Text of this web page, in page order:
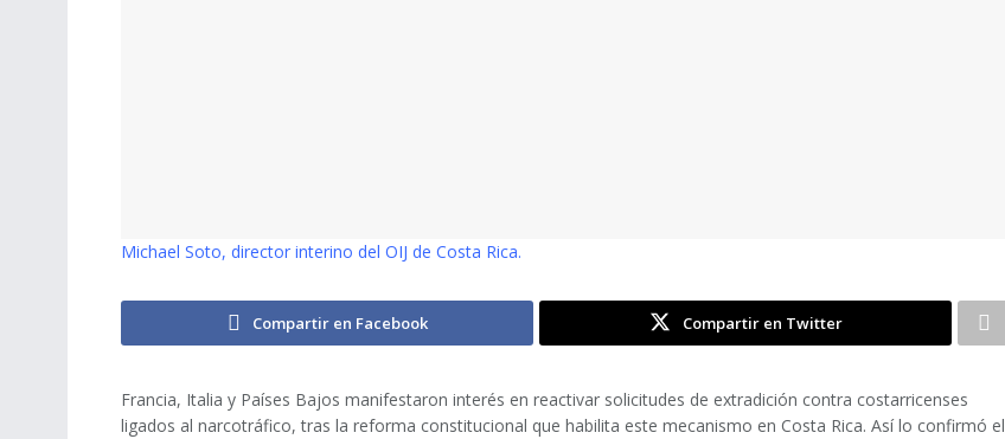
Michael Soto, director interino del OIJ de Costa Rica.
Compartir en Facebook Compartir en Twitter
Francia, Italia y Países Bajos manifestaron interés en reactivar solicitudes de extradición contra costarricenses
ligados al narcotráfico, tras la reforma constitucional que habilita este mecanismo en Costa Rica. Así lo confirmó el